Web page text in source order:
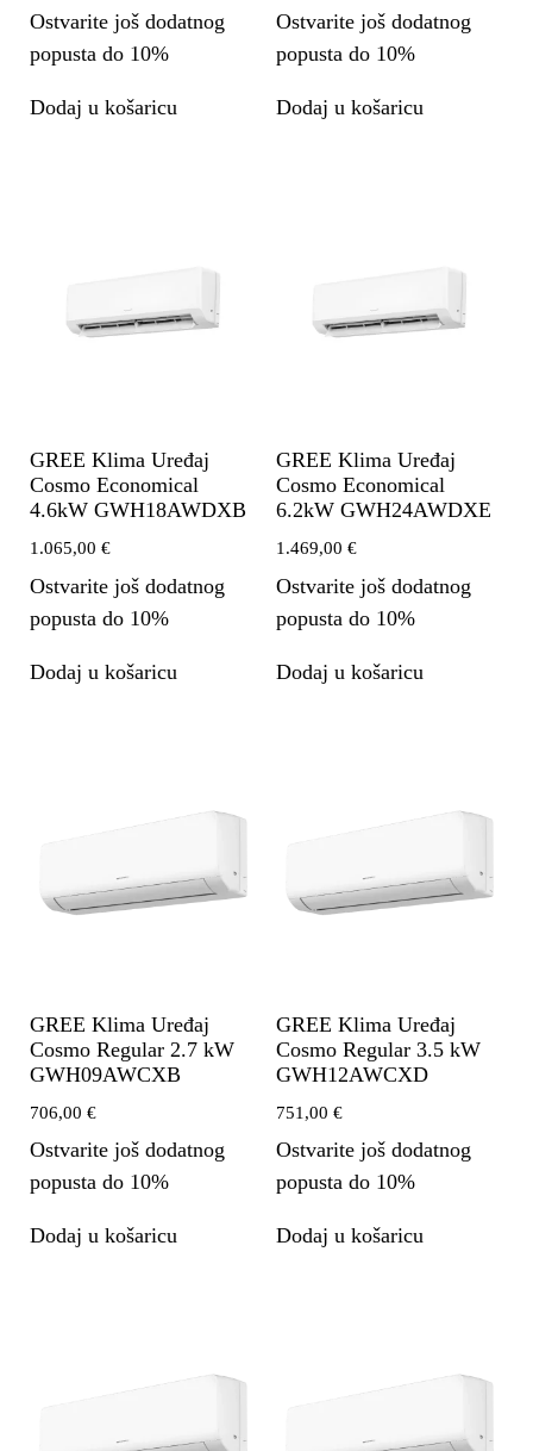
Ostvarite još dodatnog
popusta do 10%
Dodaj u košaricu
Ostvarite još dodatnog
popusta do 10%
Dodaj u košaricu
GREE Klima Uređaj
Cosmo Economical
4.6kW GWH18AWDXB
1.065,00 €
Ostvarite još dodatnog
popusta do 10%
Dodaj u košaricu
GREE Klima Uređaj
Cosmo Economical
6.2kW GWH24AWDXE
1.469,00 €
Ostvarite još dodatnog
popusta do 10%
Dodaj u košaricu
GREE Klima Uređaj
Cosmo Regular 2.7 kW
GWH09AWCXB
706,00 €
Ostvarite još dodatnog
popusta do 10%
Dodaj u košaricu
GREE Klima Uređaj
Cosmo Regular 3.5 kW
GWH12AWCXD
751,00 €
Ostvarite još dodatnog
popusta do 10%
Dodaj u košaricu